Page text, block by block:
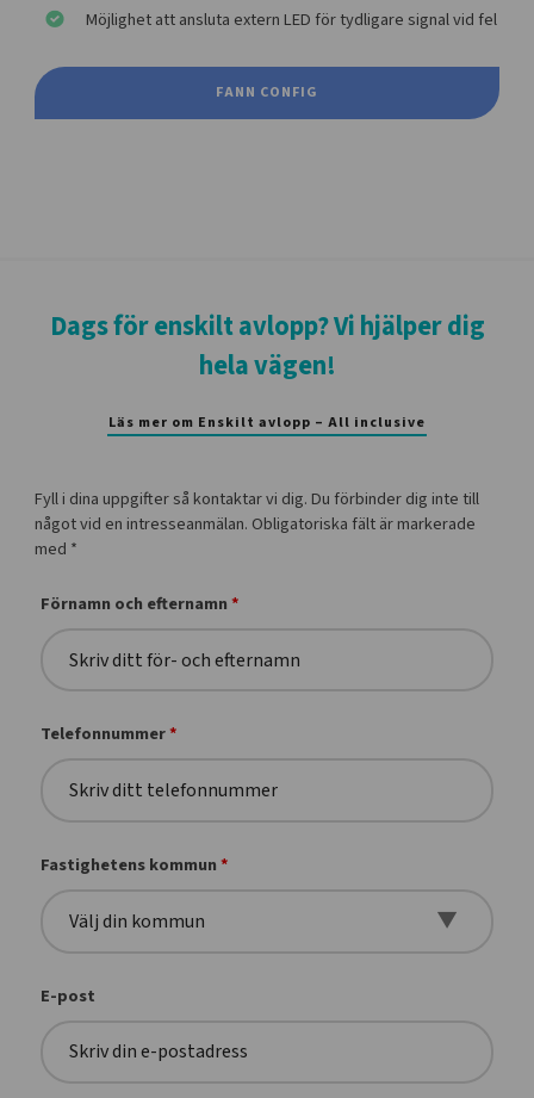
Möjlighet att ansluta extern LED för tydligare signal vid fel
FANN CONFIG
Dags för enskilt avlopp? Vi hjälper dig
hela vägen!
Läs mer om Enskilt avlopp – All inclusive
Fyll i dina uppgifter så kontaktar vi dig. Du förbinder dig inte till
något vid en intresseanmälan. Obligatoriska fält är markerade
med *
Förnamn och efternamn*
Telefonnummer*
Fastighetens kommun*
E-post